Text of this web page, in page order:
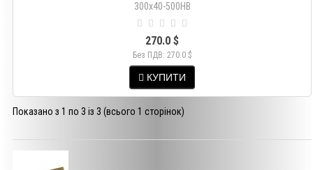
300x40-500HB
270.0 $
Без ПДВ: 270.0 $
КУПИТИ
Показано з 1 по 3 із 3 (всього 1 сторінок)